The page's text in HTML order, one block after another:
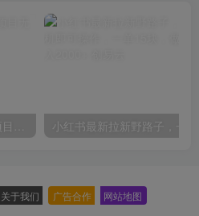
无限接码撸红包单号0.75项目无偿分享给你【揭秘】
关于我们 广告合作 网站地图